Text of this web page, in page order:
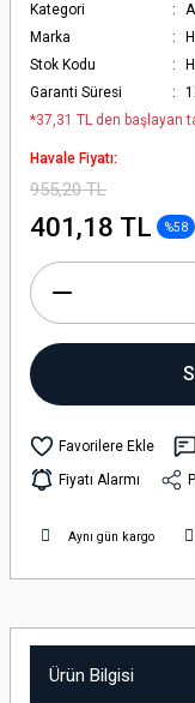
Kategori
Marka
Stok Kodu
Garanti Süresi
*37,31 TL den başlayan
Havale Fiyatı:
955,20 TL
401,18 TL %58
Fiyatı Alarmı
Aynı gün kargo
Ürün Bilgisi